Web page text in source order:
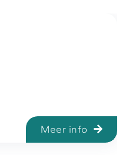
Meer info